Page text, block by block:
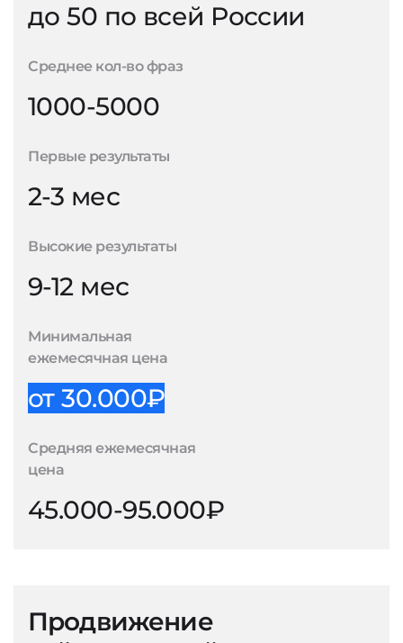
до 50 по всей России
Среднее кол-во фраз
1000-5000
Первые результаты
2-3 мес
Высокие результаты
9-12 мес
Минимальная
ежемесячная цена
от 30.000₽
Средняя ежемесячная
цена
45.000-95.000₽
Продвижение